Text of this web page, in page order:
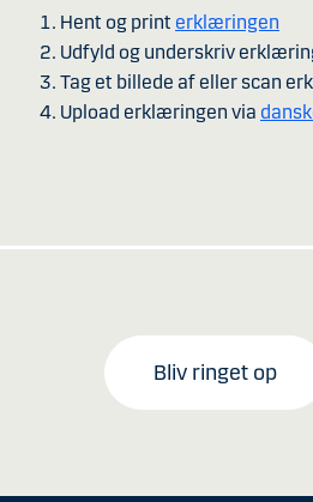
Hent og print erklæringen
Udfyld og underskriv
Tag et billede af eller scan
Upload erklæringen via
Bliv ringet op